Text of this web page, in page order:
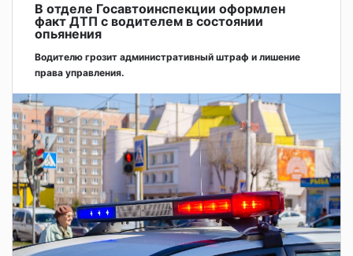
В отделе Госавтоинспекции оформлен
факт ДТП с водителем в состоянии
опьянения
Водителю грозит административный штраф и лишение
права управления.